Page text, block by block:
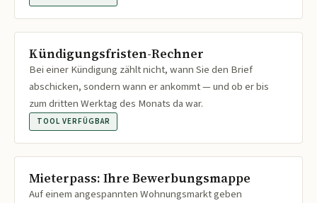
Kündigungsfristen-Rechner
Bei einer Kündigung zählt nicht, wann Sie den Brief
abschicken, sondern wann er ankommt — und ob er bis
zum dritten Werktag des Monats da war.
TOOL VERFÜGBAR
Mieterpass: Ihre Bewerbungsmappe
Auf einem angespannten Wohnungsmarkt geben